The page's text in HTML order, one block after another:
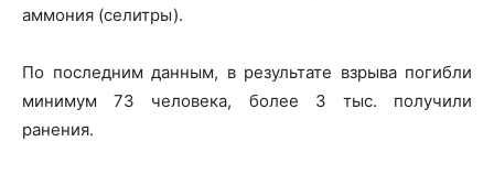
аммония (селитры).
По последним данным, в результате взрыва погибли
минимум 73 человека, более 3 тыс. получили
ранения.